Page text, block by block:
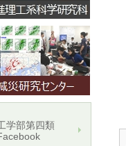
学部第四類